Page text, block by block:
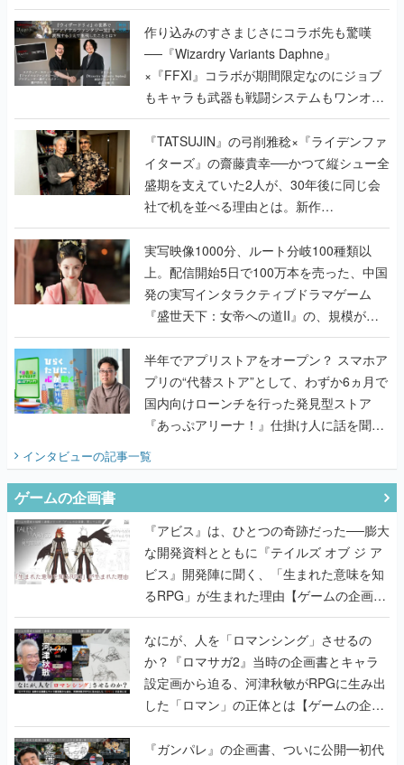
×『FFXI』コラボが期間限定なのにジョブ
もキャラも武器も戦闘システムもワンオフ
で作り込まれた理由を両ディレクターに聞
く
『TATSUJIN』の弓削雅稔×『ライデンファ
イターズ』の齋藤貴幸──かつて縦シュー全
盛期を支えていた2人が、30年後に同じ会
社で机を並べる理由とは。新作
『TATSUJIN EXTREME』で初タッグを組
んだレジェンド2人に訊く開発秘話
実写映像1000分、ルート分岐100種類以
上。配信開始5日で100万本を売った、中国
発の実写インタラクティブドラマゲーム
『盛世天下：女帝への道II』の、規模が違
うこだわりをプロデューサーに聞いた
半年でアプリストアをオープン？ スマホア
プリの“代替ストア”として、わずか6ヵ月で
国内向けローンチを行った発見型ストア
『あっぷアリーナ！』仕掛け人に話を聞い
てみた
インタビューの記事一覧
『アビス』は、ひとつの奇跡だった──膨大
な開発資料とともに『テイルズ オブ ジ ア
るRPG」が生まれた理由【ゲームの企画
書】
なにが、人を「ロマンシング」させるの
か？『ロマサガ2』当時の企画書とキャラ
設定画から迫る、河津秋敏がRPGに生み出
した「ロマン」の正体とは【ゲームの企画
書】
『ガンパレ』の企画書、ついに公開━初代
PSの伝説的タイトルは、なぜ生まれたの
か？そして『LOOP8』へ受け継がれたもの
【ゲームの企画書】